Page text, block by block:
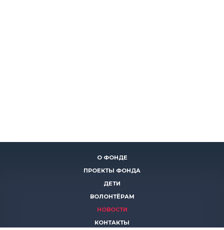
О ФОНДЕ
ПРОЕКТЫ ФОНДА
ДЕТИ
ВОЛОНТЁРАМ
НОВОСТИ
КОНТАКТЫ